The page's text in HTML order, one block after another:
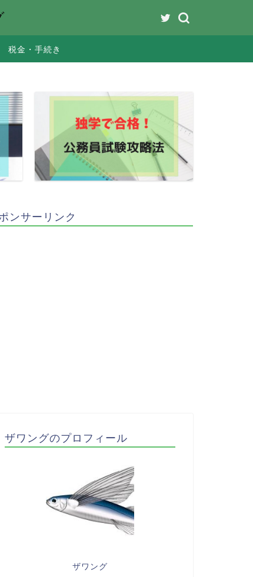
税金・手続き
ンサーリンク
ザワングのプロフィール
ザワング